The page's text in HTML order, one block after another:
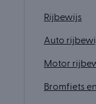
Rijbewijs
Auto
Motor
Bromfiets